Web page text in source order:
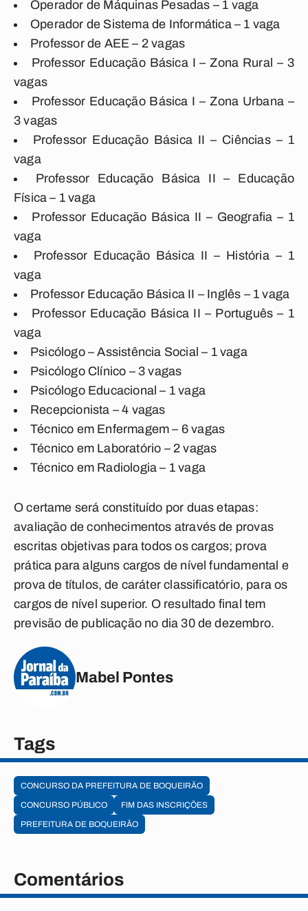
Operador de Máquinas Pesadas – 1 vaga
Operador de Sistema de Informática – 1 vaga
Professor de AEE – 2 vagas
Professor Educação Básica I – Zona Rural – 3
vagas
Professor Educação Básica I – Zona Urbana –
3 vagas
Professor Educação Básica II – Ciências – 1
vaga
Professor Educação Básica II – Educação
Física – 1 vaga
Professor Educação Básica II – Geografia – 1
vaga
Professor Educação Básica II – História – 1
vaga
Professor Educação Básica II – Inglês – 1 vaga
Professor Educação Básica II – Português – 1
vaga
Psicólogo – Assistência Social – 1 vaga
Psicólogo Clínico – 3 vagas
Psicólogo Educacional – 1 vaga
Recepcionista – 4 vagas
Técnico em Enfermagem – 6 vagas
Técnico em Laboratório – 2 vagas
Técnico em Radiologia – 1 vaga
O certame será constituído por duas etapas:
avaliação de conhecimentos através de provas
escritas objetivas para todos os cargos; prova
prática para alguns cargos de nível fundamental e
prova de títulos, de caráter classificatório, para os
cargos de nível superior. O resultado final tem
previsão de publicação no dia 30 de dezembro.
Mabel Pontes
Tags
CONCURSO DA PREFEITURA DE BOQUEIRÃO
CONCURSO PÚBLICO
FIM DAS INSCRIÇÕES
PREFEITURA DE BOQUEIRÃO
Comentários